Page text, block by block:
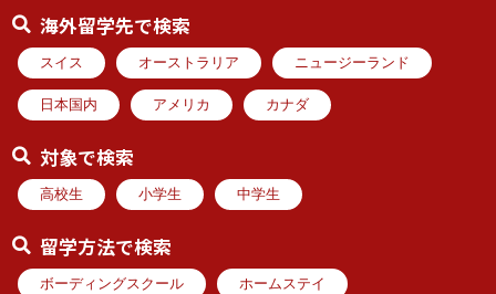
海外留学先で検索
スイス オーストラリア ニュージーランド
日本国内 アメリカ カナダ
対象で検索
高校生 小学生 中学生
留学方法で検索
ボーディングスクール ホームステイ